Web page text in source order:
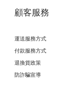
顧客服務
運送服務方式
付款服務方式
退換貨政策
防詐騙宣導